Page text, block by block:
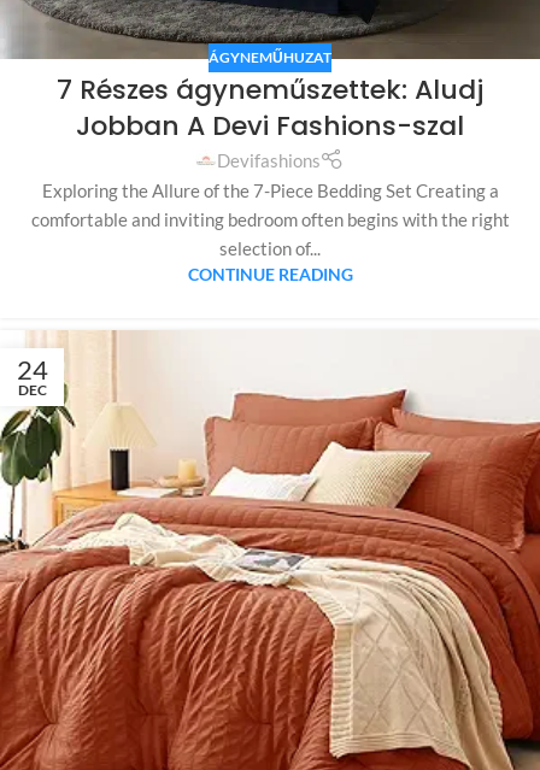
ÁGYNEMŰHUZAT
7 Részes ágyneműszettek: Aludj
Jobban A Devi Fashions-szal
Devifashions
Exploring the Allure of the 7-Piece Bedding Set Creating a
comfortable and inviting bedroom often begins with the right
selection of...
CONTINUE READING
24
DEC